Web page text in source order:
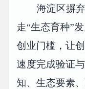
海淀区摒
走“生态育种”
创业门槛，让
速度完成验证
知、生态要素